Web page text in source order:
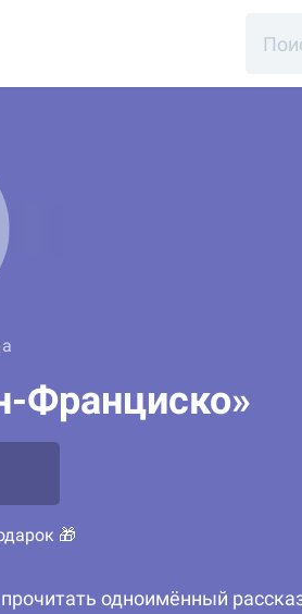
Франциско»
🎁
одноимённый